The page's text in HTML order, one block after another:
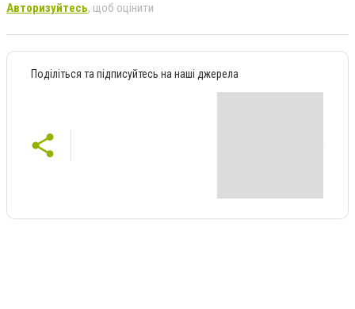
Авторизуйтесь, щоб оцінити
Поділіться та підписуйтесь на наші джерела